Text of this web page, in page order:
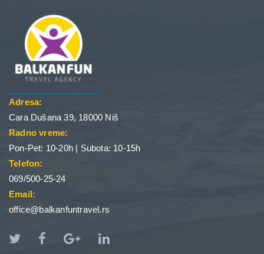
Adresa:
Cara Dušana 39, 18000 Niš
Radno vreme:
Pon-Pet: 10-20h | Subota: 10-15h
Telefon:
069/500-25-24
Email:
office@balkanfuntravel.rs